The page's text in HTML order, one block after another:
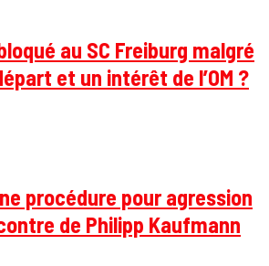
au SC Freiburg malgré
et un intérêt de l’OM ?
procédure pour agression
de Philipp Kaufmann